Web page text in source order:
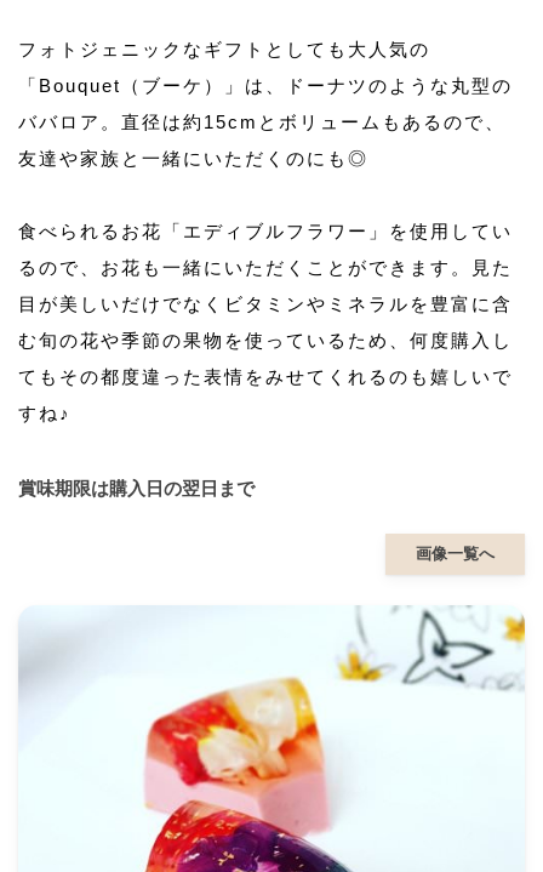
フォトジェニックなギフトとしても大人気の
「Bouquet（ブーケ）」は、ドーナツのような丸型の
ババロア。直径は約15cmとボリュームもあるので、
友達や家族と一緒にいただくのにも◎
食べられるお花「エディブルフラワー」を使用してい
るので、お花も一緒にいただくことができます。見た
目が美しいだけでなくビタミンやミネラルを豊富に含
む旬の花や季節の果物を使っているため、何度購入し
てもその都度違った表情をみせてくれるのも嬉しいで
すね♪
賞味期限は購入日の翌日まで
画像一覧へ